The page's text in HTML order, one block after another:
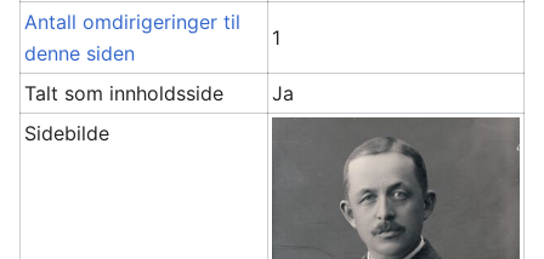
Antall omdirigeringer til
denne siden
1
Talt som innholdsside
Ja
Sidebilde